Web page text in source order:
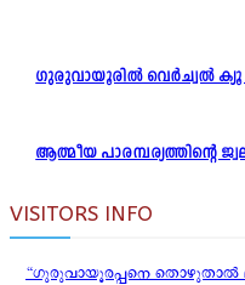
ഗുരുവായൂരിൽ വെർച്വൽ ക്യൂ
ആത്മീയ പാരമ്പര്യത്തിന്റെ
VISITORS INFO
“ഗുരുവായൂരപ്പനെ തൊഴുതാൽ